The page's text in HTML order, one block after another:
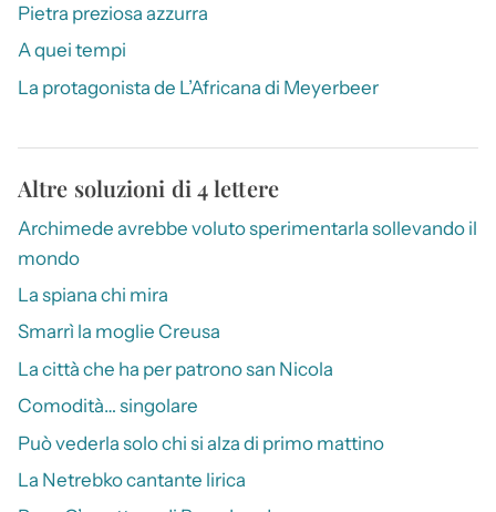
Pietra preziosa azzurra
A quei tempi
La protagonista de L’Africana di Meyerbeer
Altre soluzioni di 4 lettere
Archimede avrebbe voluto sperimentarla sollevando il
mondo
La spiana chi mira
Smarrì la moglie Creusa
La città che ha per patrono san Nicola
Comodità… singolare
Può vederla solo chi si alza di primo mattino
La Netrebko cantante lirica